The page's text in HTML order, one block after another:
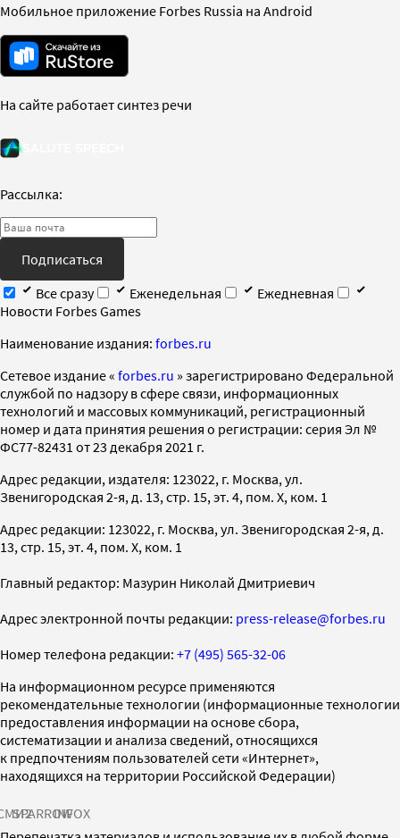
Мобильное приложение Forbes Russia на Android
На сайте работает синтез речи
Рассылка:
Подписаться
Все сразу
Еженедельная
Ежедневная
Новости Forbes Games
Наименование издания: forbes.ru
Cетевое издание « forbes.ru » зарегистрировано Федеральной
службой по надзору в сфере связи, информационных
технологий и массовых коммуникаций, регистрационный
номер и дата принятия решения о регистрации: серия Эл №
ФС77-82431 от 23 декабря 2021 г.
Адрес редакции, издателя: 123022, г. Москва, ул.
Звенигородская 2-я, д. 13, стр. 15, эт. 4, пом. X, ком. 1
Адрес редакции: 123022, г. Москва, ул. Звенигородская 2-я, д.
13, стр. 15, эт. 4, пом. X, ком. 1
Главный редактор: Мазурин Николай Дмитриевич
Адрес электронной почты редакции: press-release@forbes.ru
Номер телефона редакции: +7 (495) 565-32-06
На информационном ресурсе применяются
рекомендательные технологии (информационные технологии
предоставления информации на основе сбора,
систематизации и анализа сведений, относящихся
к предпочтениям пользователей сети «Интернет»,
находящихся на территории Российской Федерации)
SPARROWINFOX